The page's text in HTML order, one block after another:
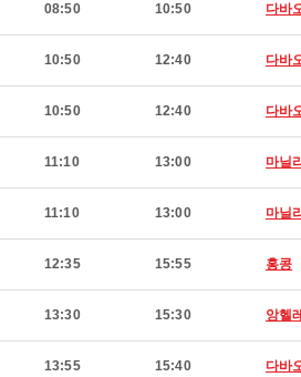
08:50 10:50 다바
10:50 12:40 다바
10:50 12:40 다바
11:10 13:00 마닐
11:10 13:00 마닐
12:35 15:55 홍콩
13:30 15:30 앙헬
13:55 15:40 다바